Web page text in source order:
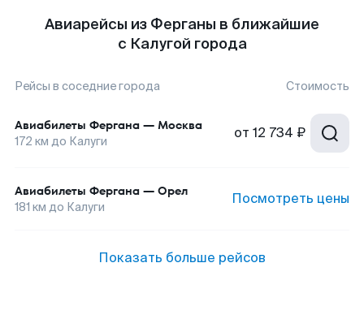
Авиарейсы из Ферганы в ближайшие
с Калугой города
Рейсы в соседние города Стоимость
Авиабилеты Фергана — Москва
172 км до Калуги от 12 734 ₽
Авиабилеты Фергана — Орел
181 км до Калуги Посмотреть цены
Показать больше рейсов